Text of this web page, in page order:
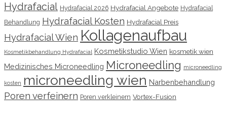
Hydrafacial Hydrafacial 2026 Hydrafacial Angebote Hydrafacial
Behandlung Hydrafacial Kosten Hydrafacial Preis
Hydrafacial Wien Kollagenaufbau
Kosmetikbehandlung Hydrafacial Kosmetikstudio Wien kosmetik wien
Medizinisches Microneedling Microneedling microneedling
kosten microneedling wien Narbenbehandlung
Poren verfeinern Poren verkleinern Vortex-Fusion